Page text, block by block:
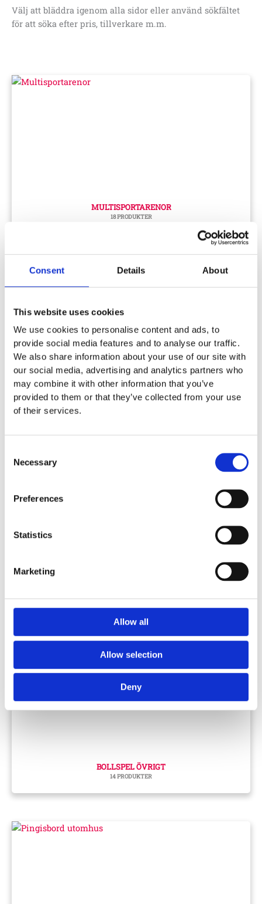
Consent Details About
This website uses cookies
We use cookies to personalise content and ads, to
provide social media features and to analyse our traffic.
We also share information about your use of our site with
our social media, advertising and analytics partners who
may combine it with other information that you’ve
provided to them or that they’ve collected from your use
of their services.
Selection
Necessary
Preferences
Statistics
Marketing
Allow all
Allow selection
Deny
Välj att bläddra igenom alla sidor eller använd sökfältet
för att söka efter pris, tillverkare m.m.
MULTISPORTARENOR
18 PRODUKTER
FOTBOLLSMÅL, HANDBOLLSMÅL, HOCKEYMÅL OCH NÄT
26 PRODUKTER
BOLLSPEL ÖVRIGT
14 PRODUKTER